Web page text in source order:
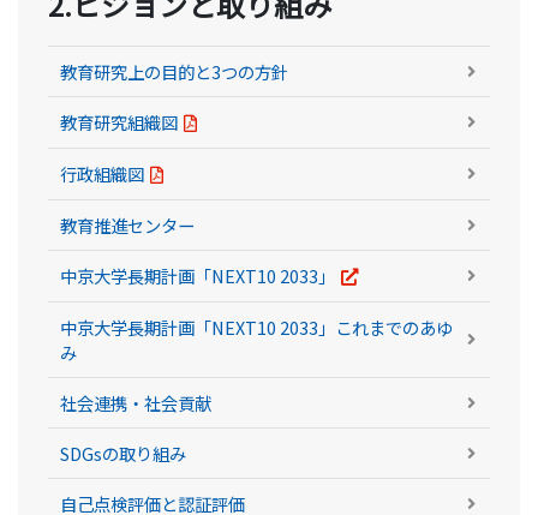
教育研究上の目的と3つの方針
教育研究組織図
行政組織図
教育推進センター
中京大学長期計画「NEXT10 2033」
中京大学長期計画「NEXT10 2033」これまでのあゆ
み
社会連携・社会貢献
SDGsの取り組み
自己点検評価と認証評価